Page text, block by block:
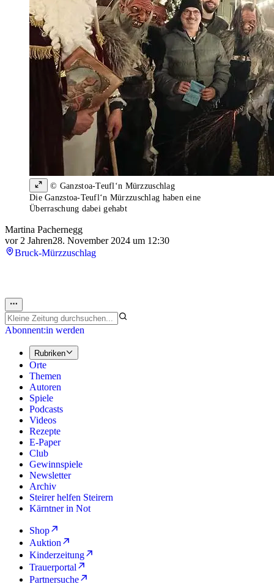
© Ganzstoa-Teufl‘n Mürzzuschlag
Die Ganzstoa-Teufl‘n Mürzzuschlag haben eine
Überraschung dabei gehabt
Martina Pachernegg
vor 2 Jahren28. November 2024 um 12:30
Bruck-Mürzzuschlag
Abonnent:in werden
Rubriken
Orte
Themen
Autoren
Spiele
Podcasts
Videos
Rezepte
E-Paper
Club
Gewinnspiele
Newsletter
Archiv
Steirer helfen Steirern
Kärntner in Not
Shop
Auktion
Kinderzeitung
Trauerportal
Partnersuche